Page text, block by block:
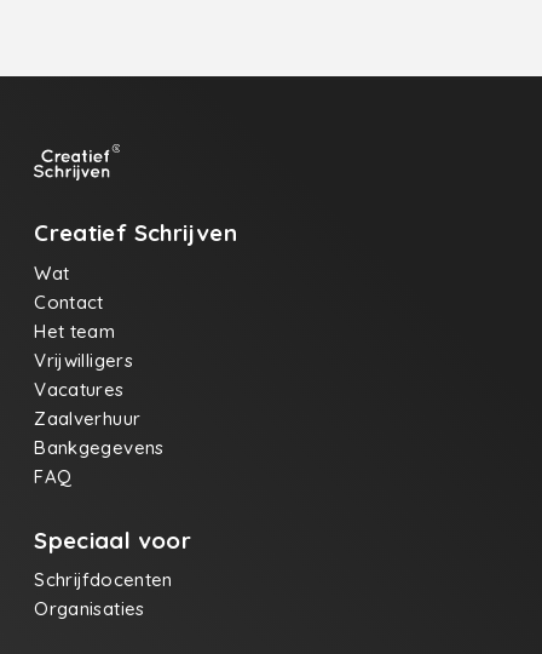
Creatief Schrijven
Wat
Contact
Het team
Vrijwilligers
Vacatures
Zaalverhuur
Bankgegevens
FAQ
Speciaal voor
Schrijfdocenten
Organisaties